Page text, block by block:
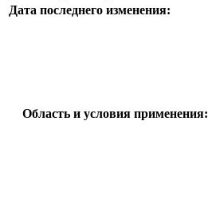
Дата последнего изменения:
Область и условия применения: